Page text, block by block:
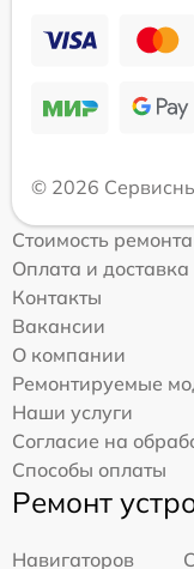
© 2026
Стоимость ремонта
Оплата и доставка
Контакты
Вакансии
О компании
Ремонтируемые
Наши услуги
Согласие на
Способы оплаты
Ремонт
Навигаторов